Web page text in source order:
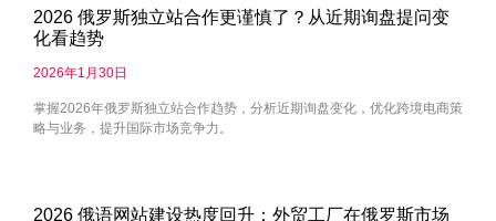
2026 俄罗斯独立站合作更谨慎了？从近期询盘提问变
化看趋势
2026年1月30日
掌握2026年俄罗斯独立站合作趋势，分析近期询盘变化，优化跨境电商策
略与业务，提升国际市场竞争力。
2026 俄语网站建设热度回升：外贸工厂在俄罗斯市场